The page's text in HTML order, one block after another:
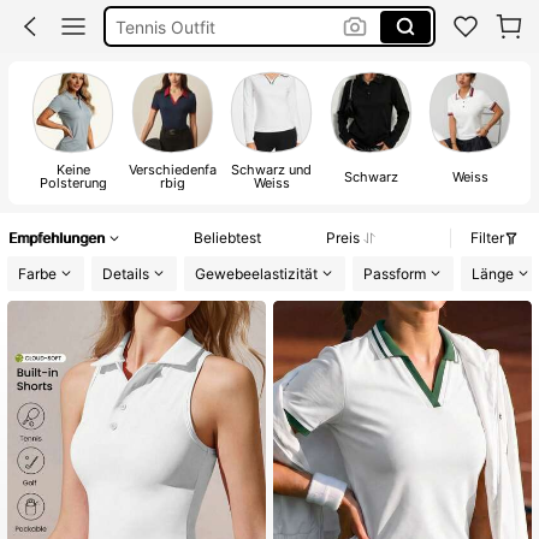
Polo Shirt Damen
Golf Kleidung Damen
Keine
Polsterung
Verschiedenfa
rbig
Schwarz und
Weiss Schwarz Weiss
Empfehlungen Beliebtest Preis
Filter
Farbe
Details Gewebeelastizität Passform Länge